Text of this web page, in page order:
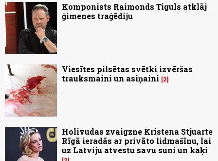
Komponists Raimonds Tiguls atklāj
ģimenes traģēdiju
Viesītes pilsētas svētki izvēršas
trauksmaini un asiņaini
2
Holivudas zvaigzne Kristena Stjuarte
Rīgā ieradās ar privāto lidmašīnu, lai
uz Latviju atvestu savu suni un kaķi